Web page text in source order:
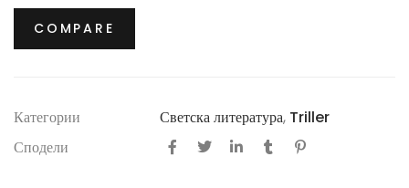
dhe është e bindur se dikush e vëzhgon gjithë kohën.
E mbytur nga ndjenjat e fajit, ajo fillon të harrojë:
Misteret nuk kanë fund…
COMPARE
Категории Светска литература, Triller
Сподели